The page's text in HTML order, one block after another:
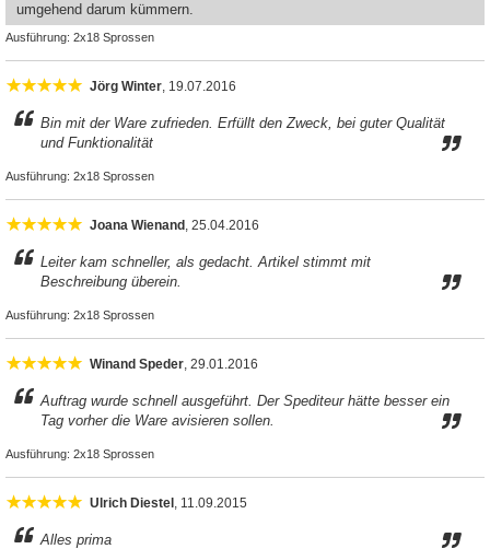
umgehend darum kümmern.
Ausführung: 2x18 Sprossen
Jörg Winter, 19.07.2016
Bin mit der Ware zufrieden. Erfüllt den Zweck, bei guter Qualität
und Funktionalität
Ausführung: 2x18 Sprossen
Joana Wienand , 25.04.2016
Leiter kam schneller, als gedacht. Artikel stimmt mit
Beschreibung überein.
Ausführung: 2x18 Sprossen
Winand Speder, 29.01.2016
Auftrag wurde schnell ausgeführt. Der Spediteur hätte besser ein
Tag vorher die Ware avisieren sollen.
Ausführung: 2x18 Sprossen
Ulrich Diestel , 11.09.2015
Alles prima